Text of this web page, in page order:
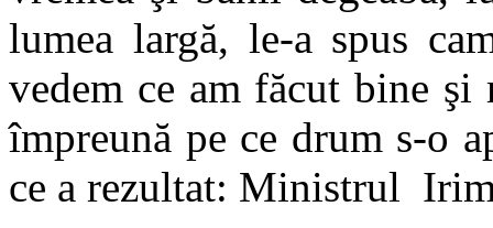
lumea largă, le-a spus
vedem ce am făcut bine
împreună pe ce drum s-o
ce a rezultat: Ministrul